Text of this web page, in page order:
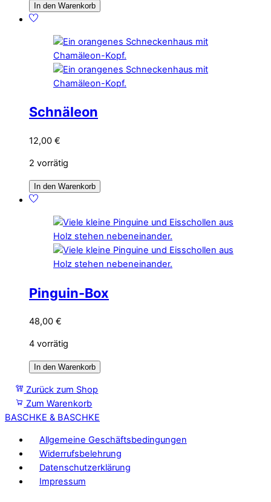
In den Warenkorb
Schnäleon
12,00 €
2 vorrätig
In den Warenkorb
Pinguin-Box
48,00 €
4 vorrätig
In den Warenkorb
Zurück zum Shop
Zum Warenkorb
BASCHKE & BASCHKE
Allgemeine Geschäftsbedingungen
Widerrufsbelehrung
Datenschutzerklärung
Impressum